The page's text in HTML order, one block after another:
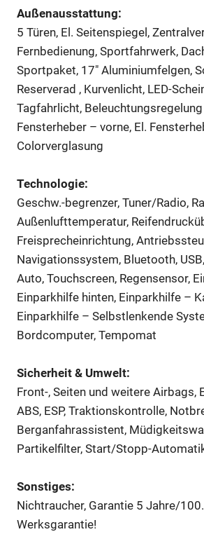
Außenausstattung:
5 Türen, El. Seitenspiegel,
Fernbedienung, Sportfahrwerk,
Sportpaket, 17″ Aluminiumfelgen,
Reserverad , Kurvenlicht, LED-
Tagfahrlicht,
Fensterheber – vorne, El.
Colorverglasung
Technologie:
Geschw.-begrenzer, Tuner/Radio,
Außenlufttemperatur,
Freisprecheinrichtung,
Navigationssystem, Bluetooth,
Auto, Touchscreen, Regensensor,
Einparkhilfe hinten, Einparkhilfe –
Einparkhilfe – Selbstlenkende
Bordcomputer, Tempomat
Sicherheit & Umwelt:
Front-, Seiten und weitere Airbags,
ABS, ESP, Traktionskontrolle,
Berganfahrassistent,
Partikelfilter, Start/Stopp-
Sonstiges:
Nichtraucher, Garantie 5 Jahre/
Werksgarantie!